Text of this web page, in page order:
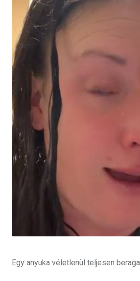
Egy anyuka véletlenül teljesen